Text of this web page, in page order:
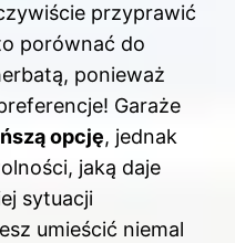
przyprawić
porównać do
ponieważ
Garaże
opcję, jednak
jaką daje
sytuacji
umieścić niemal